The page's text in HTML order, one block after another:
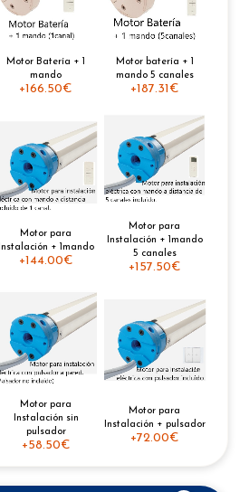
Motor Batería + 1
mando
+166.50€
Motor batería + 1
mando 5 canales
+187.31€
Motor para
Instalación + 1mando
+144.00€
Motor para
Instalación + 1mando
5 canales
+157.50€
Motor para
Instalación sin
pulsador
+58.50€
Motor para
Instalación + pulsador
+72.00€